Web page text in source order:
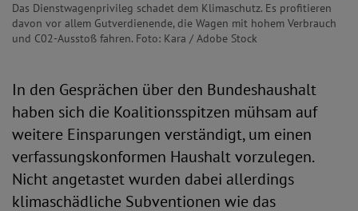
Das Dienstwagenprivileg schadet dem Klimaschutz. Es profitieren
davon vor allem Gutverdienende, die Wagen mit hohem Verbrauch
und C02-Ausstoß fahren. Foto: Kara / Adobe Stock
In den Gesprächen über den Bundeshaushalt
haben sich die Koalitionsspitzen mühsam auf
weitere Einsparungen verständigt, um einen
verfassungskonformen Haushalt vorzulegen.
Nicht angetastet wurden dabei allerdings
klimaschädliche Subventionen wie das